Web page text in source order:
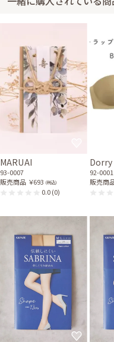
MARUAI
93-0007
販売商品 ￥693 (税込)
0.0(0)
92-0001
販売商